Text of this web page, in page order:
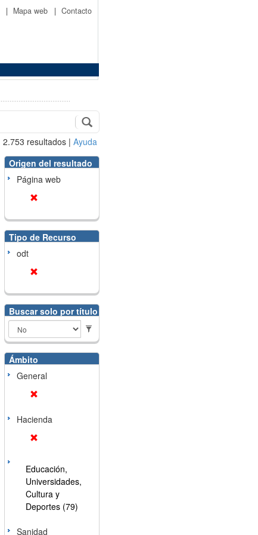
| Mapa web | Contacto
2.753 resultados | Ayuda
Origen del resultado
Página web
Tipo de Recurso
odt
Buscar solo por título
Ámbito
General
Hacienda
Educación,
Universidades,
Cultura y
Deportes (79)
Sanidad